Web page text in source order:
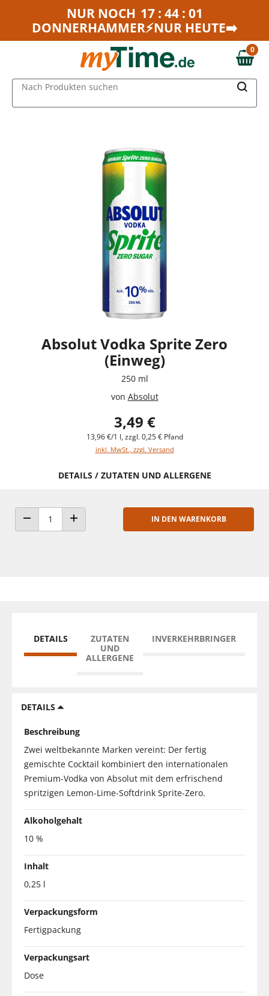
Zum Hauptinhalt springen
Zur Navigation springen
NUR NOCH 17 : 44 : 01
DONNERHAMMER⚡NUR HEUTE➡️
0,00 €
0
Nach Produkten suchen
Absolut Vodka Sprite Zero
(Einweg)
250 ml
von Absolut
3,49 €
13,96 €/1 l, zzgl. 0,25 € Pfand
inkl. MwSt., zzgl. Versand
DETAILS / ZUTATEN UND ALLERGENE
ANZAHL VERRINGERNANZAHL ERHÖHEN
IN DEN WARENKORB
DETAILS
ZUTATEN
UND
ALLERGENE
INVERKEHRBRINGER
DETAILS
Beschreibung
Zwei weltbekannte Marken vereint: Der fertig
gemischte Cocktail kombiniert den internationalen
Premium-Vodka von Absolut mit dem erfrischend
spritzigen Lemon-Lime-Softdrink Sprite-Zero.
Alkoholgehalt
10 %
Inhalt
0,25 l
Verpackungsform
Fertigpackung
Verpackungsart
Dose